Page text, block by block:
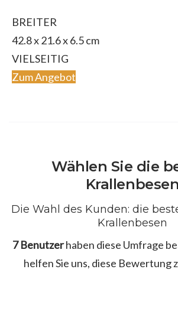
BREITER
‎42.8 x 21.6 x 6.5 cm
VIELSEITIG
Zum Angebot
Wählen Sie die
Krallenbesen
Die Wahl des Kunden: die
Krallenbesen
7 Benutzerhaben diese Umfrage
helfen Sie uns, diese Bewertung